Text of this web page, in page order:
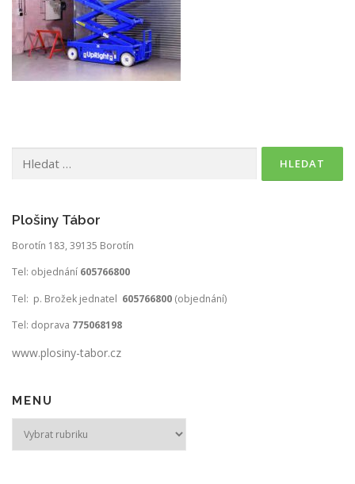
Plošiny Tábor
Borotín 183, 39135 Borotín
Tel: objednání 605766800
Tel: p. Brožek jednatel 605766800 (objednání)
Tel: doprava 775068198
www.plosiny-tabor.cz
MENU